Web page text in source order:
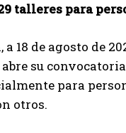
talleres para
a 18 de agosto de
abre su
para
otros.